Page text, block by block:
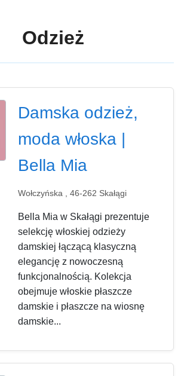
Odzież
Damska odzież,
moda włoska |
Bella Mia
Wołczyńska , 46-262 Skałągi
Bella Mia w Skałągi prezentuje
selekcję włoskiej odzieży
damskiej łączącą klasyczną
elegancję z nowoczesną
funkcjonalnością. Kolekcja
obejmuje włoskie płaszcze
damskie i płaszcze na wiosnę
damskie...